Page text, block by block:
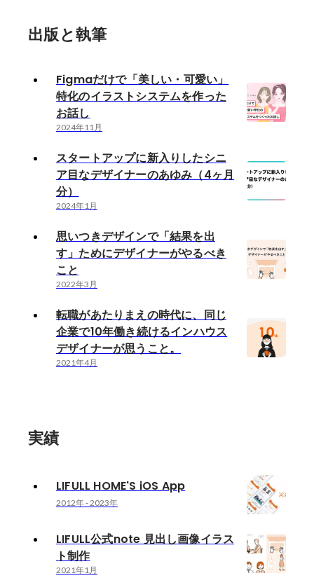
出版と執筆
Figmaだけで「美しい・可愛い」
特化のイラストシステムを作った
お話し
2024年11月
スタートアップに新入りしたシニ
ア目なデザイナーのあゆみ（4ヶ月
分）
2024年1月
思いつきデザインで「結果を出
す」ためにデザイナーがやるべき
こと
2022年3月
転職があたりまえの時代に、同じ
企業で10年働き続けるインハウス
デザイナーが思うこと。
2021年4月
実績
LIFULL HOME'S iOS App
2012年-2023年
LIFULL公式note 見出し画像イラス
ト制作
2021年1月